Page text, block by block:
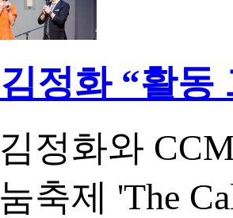
정화 “활동
정화와
축제 'The